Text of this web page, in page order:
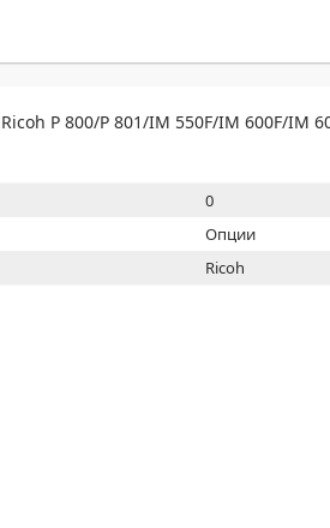
P 800/P 801/IM 550F/IM 600F/IM
0
Опции
Ricoh